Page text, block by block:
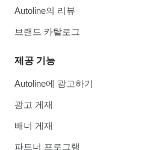
Autoline의 리뷰
브랜드 카탈로그
제공 기능
Autoline에 광고하기
광고 게재
배너 게재
파트너 프로그램